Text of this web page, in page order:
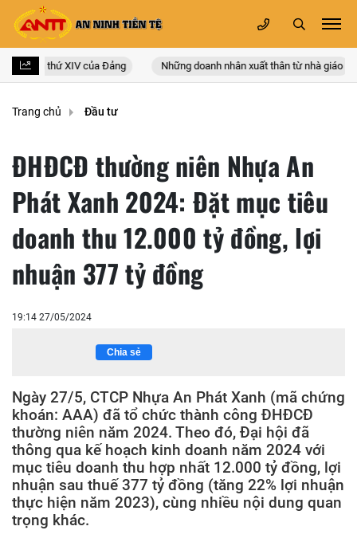
lần thứ XIV của Đảng Những doanh nhân xuất thân từ nhà giáo
Trang chủ Đầu tư
ĐHĐCĐ thường niên Nhựa An
Phát Xanh 2024: Đặt mục tiêu
doanh thu 12.000 tỷ đồng, lợi
nhuận 377 tỷ đồng
19:14 27/05/2024
Chia sẻ
Ngày 27/5, CTCP Nhựa An Phát Xanh (mã chứng
khoán: AAA) đã tổ chức thành công ĐHĐCĐ
thường niên năm 2024. Theo đó, Đại hội đã
thông qua kế hoạch kinh doanh năm 2024 với
mục tiêu doanh thu hợp nhất 12.000 tỷ đồng, lợi
nhuận sau thuế 377 tỷ đồng (tăng 22% lợi nhuận
thực hiện năm 2023), cùng nhiều nội dung quan
trọng khác.